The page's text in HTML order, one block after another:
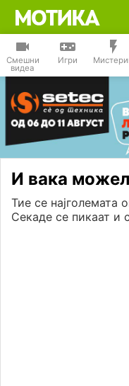
Смешни
видеа
Игри
И вака
Тие се најголемата
Секаде се пикаат и